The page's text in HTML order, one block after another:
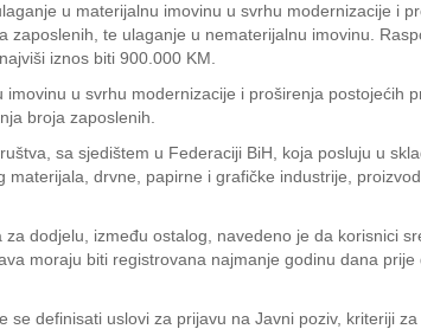
u materijalnu imovinu u svrhu modernizacije i
te ulaganje u nematerijalnu imovinu.
iznos biti 900.000 KM.
u svrhu modernizacije i proširenja postojećih
broja zaposlenih.
sa sjedištem u Federaciji BiH, koja posluju u
drvne, papirne i grafičke industrije,
dodjelu, između ostalog, navedeno je da korisnici
moraju biti registrovana najmanje godinu dana
definisati uslovi za prijavu na Javni poziv, kriteriji